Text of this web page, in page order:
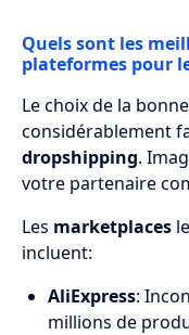
Quels sont les
plateformes pour
Le choix de la bonne
considérablement
dropshipping.
votre partenaire
Les marketplaces
incluent:
AliExpress:
millions de